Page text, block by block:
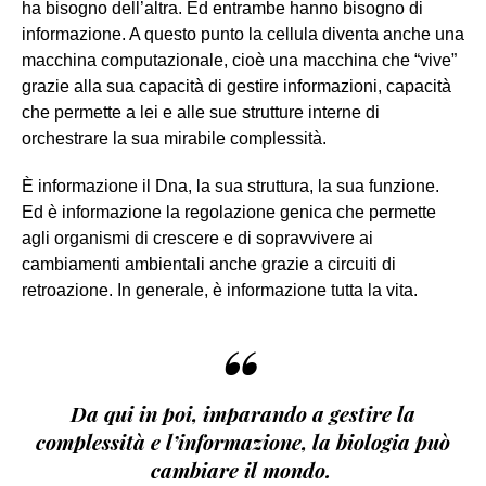
ha bisogno dell’altra. Ed entrambe hanno bisogno di
informazione. A questo punto la cellula diventa anche una
macchina computazionale, cioè una macchina che “vive”
grazie alla sua capacità di gestire informazioni, capacità
che permette a lei e alle sue strutture interne di
orchestrare la sua mirabile complessità.
È informazione il Dna, la sua struttura, la sua funzione.
Ed è informazione la regolazione genica che permette
agli organismi di crescere e di sopravvivere ai
cambiamenti ambientali anche grazie a circuiti di
retroazione. In generale, è informazione tutta la vita.
“
Da qui in poi, imparando a gestire la
complessità e l’informazione, la biologia può
cambiare il mondo.